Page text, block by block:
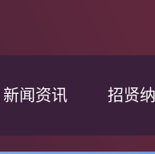
新闻资讯 招贤